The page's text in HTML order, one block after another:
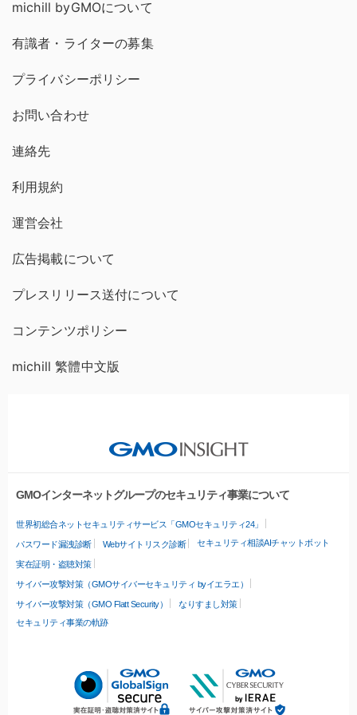
michill byGMOについて
有識者・ライターの募集
プライバシーポリシー
お問い合わせ
連絡先
利用規約
運営会社
広告掲載について
プレスリリース送付について
コンテンツポリシー
michill 繁體中文版
GMOインターネットグループのセキュリティ事業について
世界初総合ネットセキュリティサービス「GMOセキュリティ24」
パスワード漏洩診断 Webサイトリスク診断 セキュリティ相談AIチャットボット
実在証明・盗聴対策
サイバー攻撃対策（GMOサイバーセキュリティ byイエラエ）
サイバー攻撃対策（GMO Flatt Security）
なりすまし対策
セキュリティ事業の軌跡